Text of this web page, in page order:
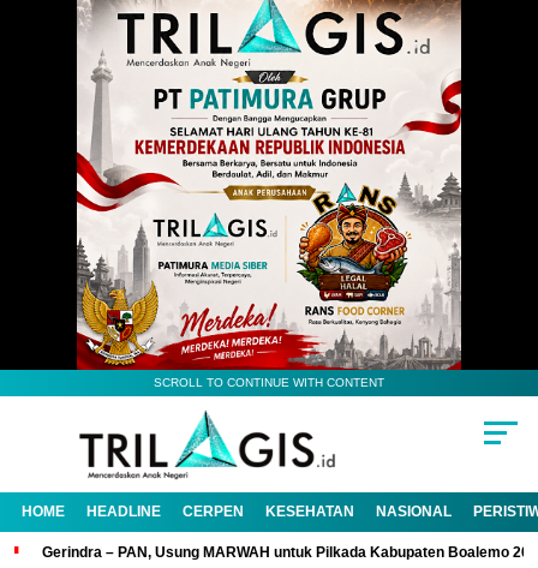
SCROLL TO CONTINUE WITH CONTENT
HOME HEADLINE CERPEN KESEHATAN NASIONAL
Gerindra – PAN, Usung MARWAH untuk Pilkada Kabupaten Boalemo